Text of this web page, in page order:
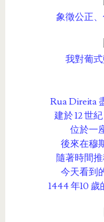
象徵公正
我對葡
Rua Direita
建於 12 世
位於一
後來在穆
隨著時間
今天看到
1444 年10